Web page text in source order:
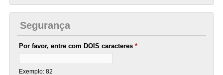
Segurança
Por favor, entre com DOIS caracteres *
Exemplo: 82